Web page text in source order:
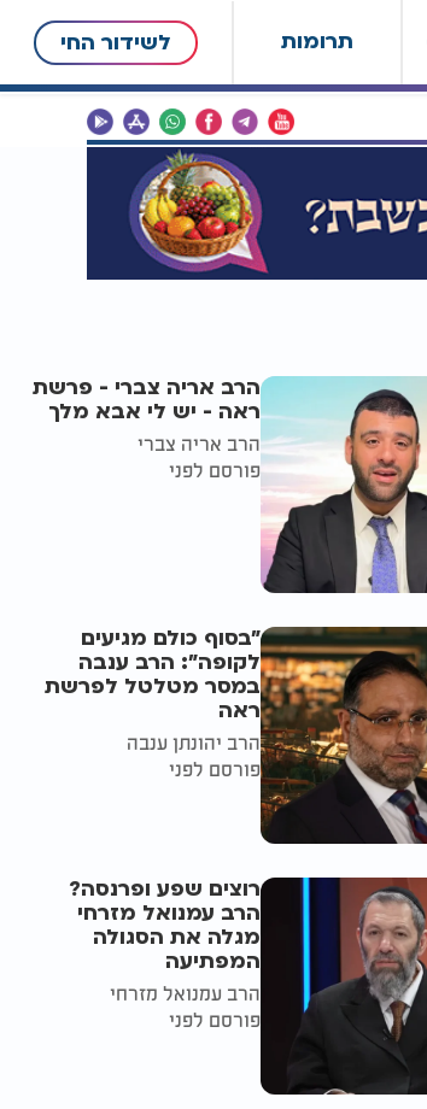
תרומות לשידור החי
הרב אריה צברי - פרשת
ראה - יש לי אבא מלך
הרב אריה צברי
פורסם לפני
"בסוף כולם מגיעים
לקופה": הרב ענבה
במסר מטלטל לפרשת
ראה
הרב יהונתן ענבה
פורסם לפני
רוצים שפע ופרנסה?
הרב עמנואל מזרחי
מגלה את הסגולה
המפתיעה
הרב עמנואל מזרחי
פורסם לפני